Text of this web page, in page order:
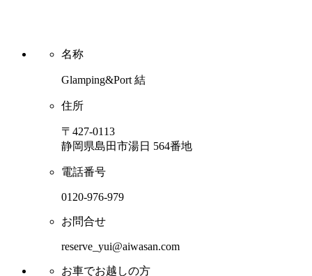
名称
Glamping&Port 結
住所
〒427-0113
静岡県島田市湯日 564番地
電話番号
0120-976-979
お問合せ
reserve_yui@aiwasan.com
お車でお越しの方